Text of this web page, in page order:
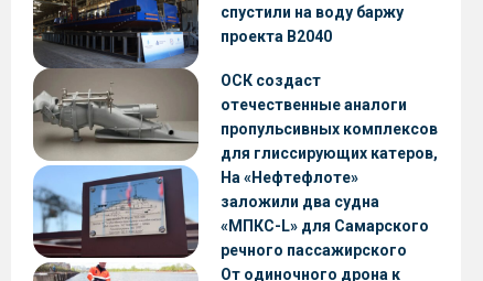
CNF22
спустили на воду баржу
проекта В2040
ОСК создаст
отечественные аналоги
пропульсивных комплексов
для глиссирующих катеров,
скоростных судов и судов с
малой осадкой
На «Нефтефлоте»
заложили два судна
«МПКС-L» для Самарского
речного пассажирского
предприятия
От одиночного дрона к